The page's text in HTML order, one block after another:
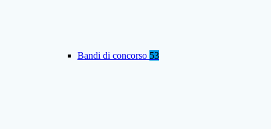
Bandi di concorso 53